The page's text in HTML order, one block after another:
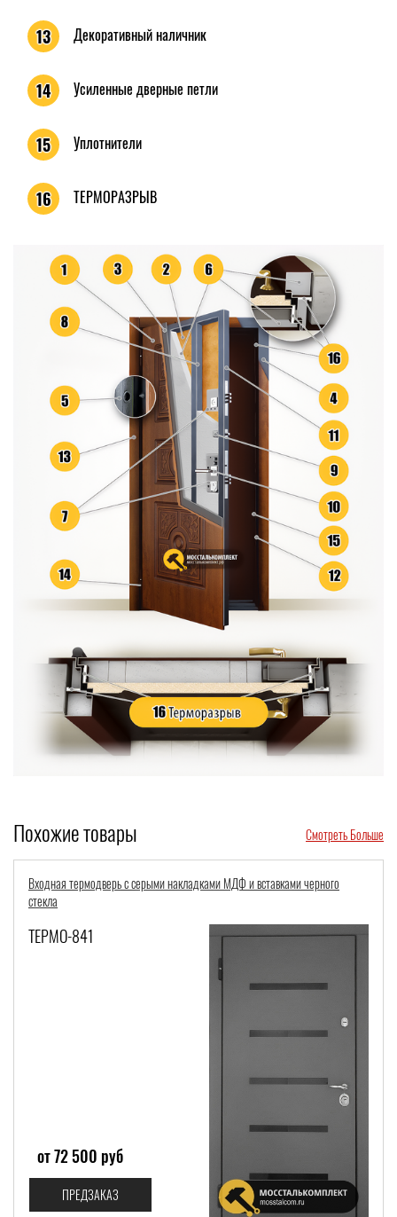
13 Декоративный наличник
14 Усиленные дверные петли
15 Уплотнители
16 ТЕРМОРАЗРЫВ
Похожие товары Смотреть Больше
Входная термодверь с серыми накладками МДФ и вставками черного
стекла
ТЕРМО-841
от 72 500 руб
ПРЕДЗАКАЗ